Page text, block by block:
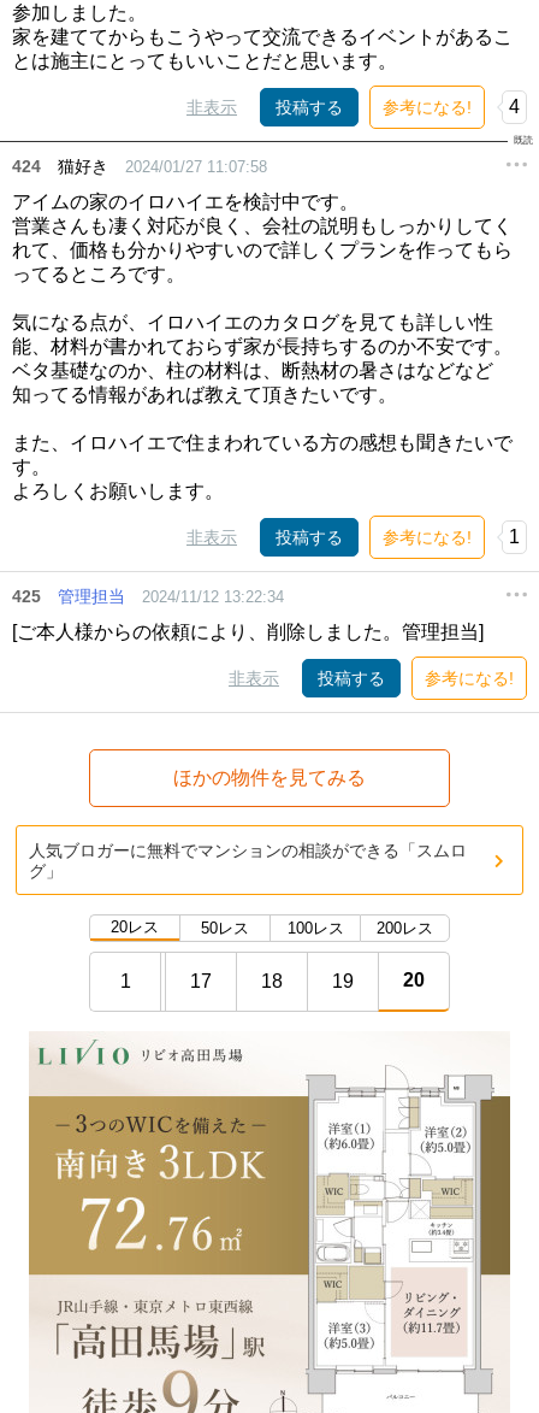
参加しました。
家を建ててからもこうやって交流できるイベントがあるこ
とは施主にとってもいいことだと思います。
非表示 投稿する 参考になる! 4
424 猫好き 2024/01/27 11:07:58
アイムの家のイロハイエを検討中です。
営業さんも凄く対応が良く、会社の説明もしっかりしてく
れて、価格も分かりやすいので詳しくプランを作ってもら
ってるところです。
気になる点が、イロハイエのカタログを見ても詳しい性
能、材料が書かれておらず家が長持ちするのか不安です。
ベタ基礎なのか、柱の材料は、断熱材の暑さはなどなど
知ってる情報があれば教えて頂きたいです。
また、イロハイエで住まわれている方の感想も聞きたいで
す。
よろしくお願いします。
非表示 投稿する 参考になる! 1
425 管理担当 2024/11/12 13:22:34
[ご本人様からの依頼により、削除しました。管理担当]
非表示 投稿する 参考になる!
ほかの物件を見てみる
人気ブロガーに無料でマンションの相談ができる「スムロ
グ」
20レス 50レス 100レス 200レス
1 17 18 19 20